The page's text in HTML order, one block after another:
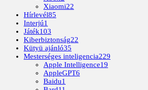
Xiaomi22
Hírlevél85
Interjú1
Játék103
Kiberbiztonság22
Kütyü ajánló35
Mesterséges inteligencia229
Apple Intelligence19
AppleGPT6
Baidu1